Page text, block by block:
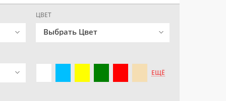
ЦВЕТ
Выбрать Цвет
ЕЩЁ